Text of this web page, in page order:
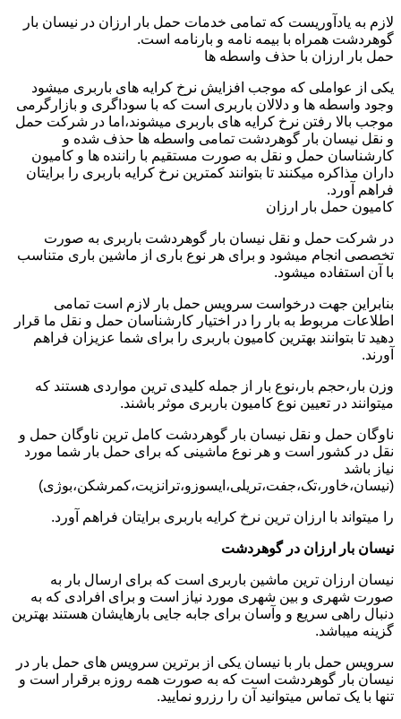
لازم به یادآوریست که تمامی خدمات حمل بار ارزان در نیسان بار
گوهردشت همراه با بیمه نامه و بارنامه است.
حمل بار ارزان با حذف واسطه ها
یکی از عواملی که موجب افزایش نرخ کرایه های باربری میشود
وجود واسطه ها و دلالان باربری است که با سوداگری و بازارگرمی
موجب بالا رفتن نرخ کرایه های باربری میشوند،اما در شرکت حمل
و نقل نیسان بار گوهردشت تمامی واسطه ها حذف شده و
کارشناسان حمل و نقل به صورت مستقیم با راننده ها و کامیون
داران مذاکره میکنند تا بتوانند کمترین نرخ کرایه باربری را برایتان
فراهم آورد.
کامیون حمل بار ارزان
در شرکت حمل و نقل نیسان بار گوهردشت باربری به صورت
تخصصی انجام میشود و برای هر نوع باری از ماشین باری متناسب
با آن استفاده میشود.
بنابراین جهت درخواست سرویس حمل بار لازم است تمامی
اطلاعات مربوط به بار را در اختیار کارشناسان حمل و نقل ما قرار
دهید تا بتوانند بهترین کامیون باربری را برای شما عزیزان فراهم
آورند.
وزن بار،حجم بار،نوع بار از جمله کلیدی ترین مواردی هستند که
میتوانند در تعیین نوع کامیون باربری موثر باشند.
ناوگان حمل و نقل نیسان بار گوهردشت کامل ترین ناوگان حمل و
نقل در کشور است و هر نوع ماشینی که برای حمل بار شما مورد
نیاز باشد
(نیسان،خاور،تک،جفت،تریلی،ایسوزو،ترانزیت،کمرشکن،بوژی)
را میتواند با ارزان ترین نرخ کرایه باربری برایتان فراهم آورد.
نیسان بار ارزان در گوهردشت
نیسان ارزان ترین ماشین باربری است که برای ارسال بار به
صورت شهری و بین شهری مورد نیاز است و برای افرادی که به
دنبال راهی سریع و وآسان برای جابه جایی بارهایشان هستند بهترین
گزینه میباشد.
سرویس حمل بار با نیسان یکی از برترین سرویس های حمل بار در
نیسان بار گوهردشت است که به صورت همه روزه برقرار است و
تنها با یک تماس میتوانید آن را رزرو نمایید.